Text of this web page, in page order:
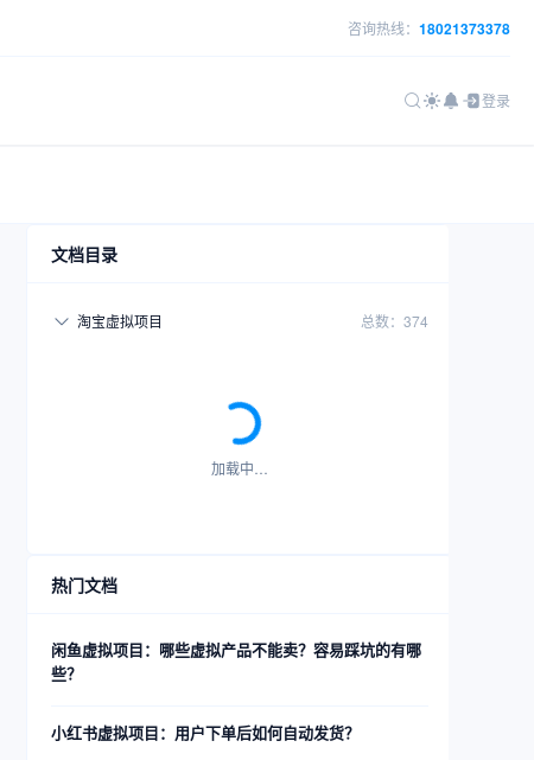
咨询热线： 18021373378
登录
文档目录
淘宝虚拟项目 总数：374
加载中…
热门文档
闲鱼虚拟项目：哪些虚拟产品不能卖？容易踩坑的有哪
些？
小红书虚拟项目：用户下单后如何自动发货？